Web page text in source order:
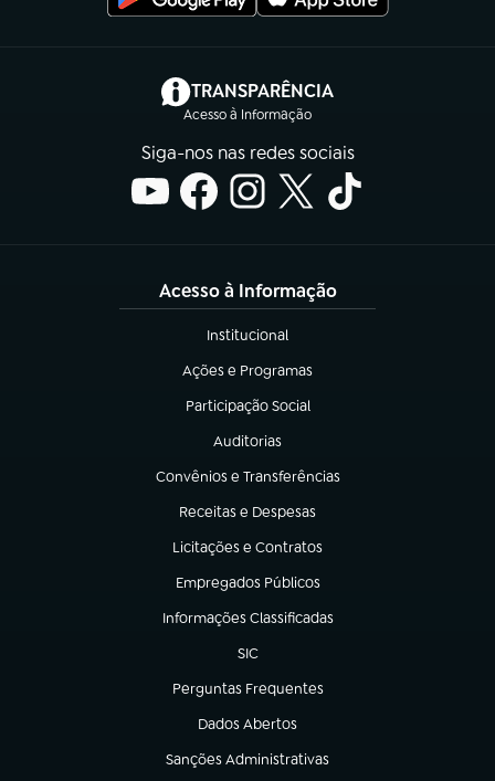
TRANSPARÊNCIA
Acesso à Informação
(abre em nova aba)
Siga-nos nas redes sociais
Acesso à Informação
Institucional
(abre em nova aba)
Ações e Programas
(abre em nova aba)
Participação Social
(abre em nova aba)
Auditorias
(abre em nova aba)
Convênios e Transferências
(abre em nova aba)
Receitas e Despesas
(abre em nova aba)
Licitações e Contratos
(abre em nova aba)
Empregados Públicos
(abre em nova aba)
Informações Classificadas
(abre em nova aba)
SIC
(abre em nova aba)
Perguntas Frequentes
(abre em nova aba)
Dados Abertos
(abre em nova aba)
Sanções Administrativas
(abre em nova aba)